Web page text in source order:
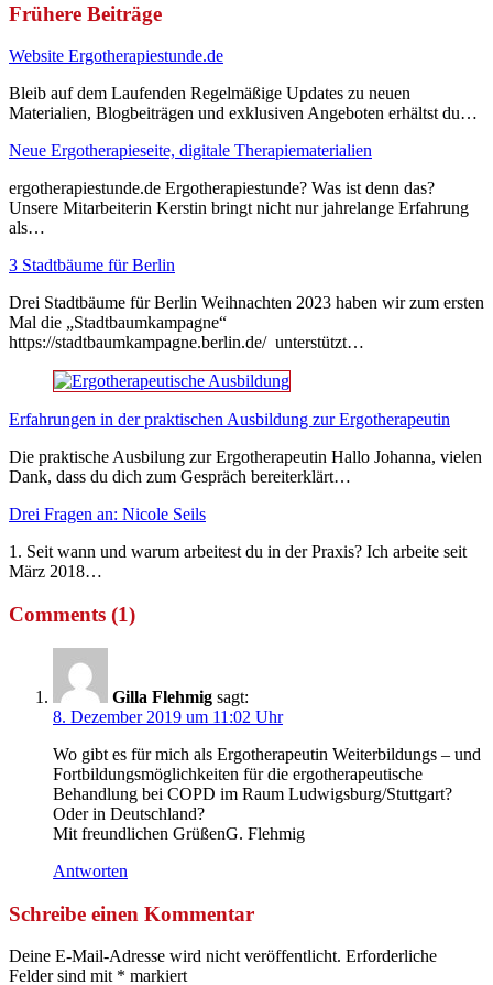
Frühere Beiträge
Website Ergotherapiestunde.de
Bleib auf dem Laufenden Regelmäßige Updates zu neuen
Materialien, Blogbeiträgen und exklusiven Angeboten erhältst du…
Neue Ergotherapieseite, digitale Therapiematerialien
ergotherapiestunde.de Ergotherapiestunde? Was ist denn das?
Unsere Mitarbeiterin Kerstin bringt nicht nur jahrelange Erfahrung
als…
3 Stadtbäume für Berlin
Drei Stadtbäume für Berlin Weihnachten 2023 haben wir zum ersten
Mal die „Stadtbaumkampagne“
https://stadtbaumkampagne.berlin.de/ unterstützt…
Erfahrungen in der praktischen Ausbildung zur Ergotherapeutin
Die praktische Ausbilung zur Ergotherapeutin Hallo Johanna, vielen
Dank, dass du dich zum Gespräch bereiterklärt…
Drei Fragen an: Nicole Seils
1. Seit wann und warum arbeitest du in der Praxis? Ich arbeite seit
März 2018…
Comments (1)
Gilla Flehmig sagt:
8. Dezember 2019 um 11:02 Uhr
Wo gibt es für mich als Ergotherapeutin Weiterbildungs – und
Fortbildungsmöglichkeiten für die ergotherapeutische
Behandlung bei COPD im Raum Ludwigsburg/Stuttgart?
Oder in Deutschland?
Mit freundlichen GrüßenG. Flehmig
Antworten
Schreibe einen Kommentar
Deine E-Mail-Adresse wird nicht veröffentlicht. Erforderliche
Felder sind mit * markiert